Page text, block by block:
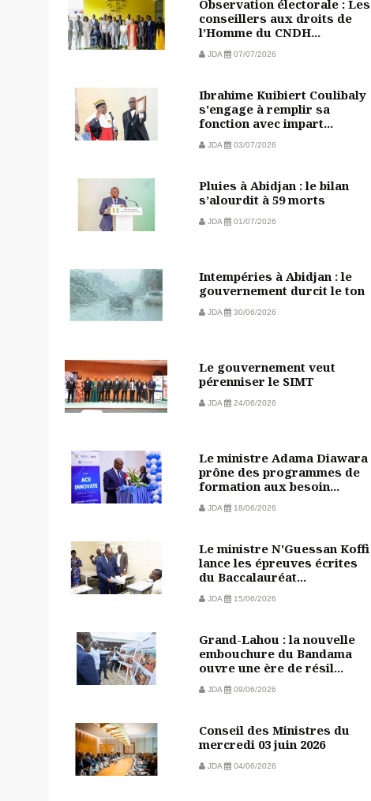
Observation électorale : Les
conseillers aux droits de
l’Homme du CNDH...
JDA 07/07/2026
Ibrahime Kuibiert Coulibaly
s'engage à remplir sa
fonction avec impart...
JDA 03/07/2026
Pluies à Abidjan : le bilan
s’alourdit à 59 morts
JDA 01/07/2026
Intempéries à Abidjan : le
gouvernement durcit le ton
JDA 30/06/2026
Le gouvernement veut
pérenniser le SIMT
JDA 24/06/2026
Le ministre Adama Diawara
prône des programmes de
formation aux besoin...
JDA 18/06/2026
Le ministre N'Guessan Koffi
lance les épreuves écrites
du Baccalauréat...
JDA 15/06/2026
Grand-Lahou : la nouvelle
embouchure du Bandama
ouvre une ère de résil...
JDA 09/06/2026
Conseil des Ministres du
mercredi 03 juin 2026
JDA 04/06/2026